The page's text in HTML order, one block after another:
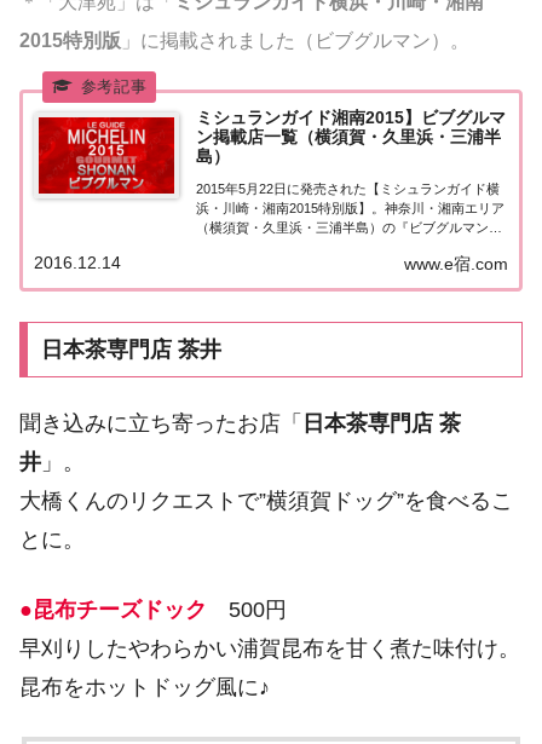
2015特別版 」に掲載されました（ビブグルマン）。
ミシュランガイド湘南2015】ビブグルマ
ン掲載店一覧（横須賀・久里浜・三浦半
島）
2015年5月22日に発売された【ミシュランガイド横
浜・川崎・湘南2015特別版】。神奈川・湘南エリア
（横須賀・久里浜・三浦半島）の『ビブグルマン』
南2015『ビブグルマン』「ミシュランガイド横浜・
川崎・湘南2015特別版」の湘南（横...
www.e宿.com
2016.12.14
日本茶専門店 茶井
聞き込みに立ち寄ったお店「 日本茶専門店 茶
井 」。
大橋くんのリクエストで”横須賀ドッグ”を食べるこ
とに。
●昆布チーズドック 500円
早刈りしたやわらかい浦賀昆布を甘く煮た味付け。
昆布をホットドッグ風に♪